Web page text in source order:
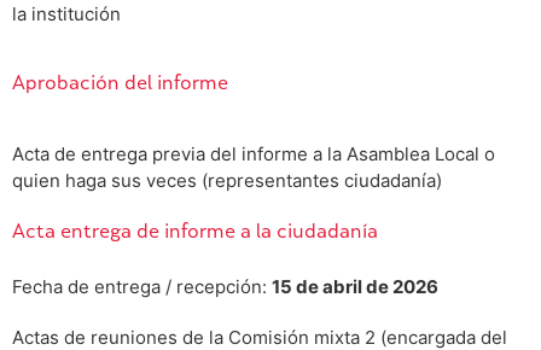
la institución
Aprobación del informe
Acta de entrega previa del informe a la Asamblea Local o
quien haga sus veces (representantes ciudadanía)
Acta entrega de informe a la ciudadanía
Fecha de entrega / recepción: 15 de abril de 2026
Actas de reuniones de la Comisión mixta 2 (encargada del